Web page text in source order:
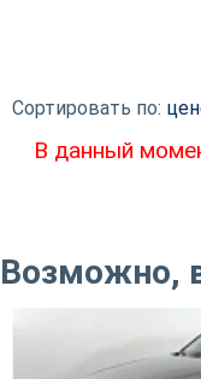
Сортировать по:
В данный
Возможно,